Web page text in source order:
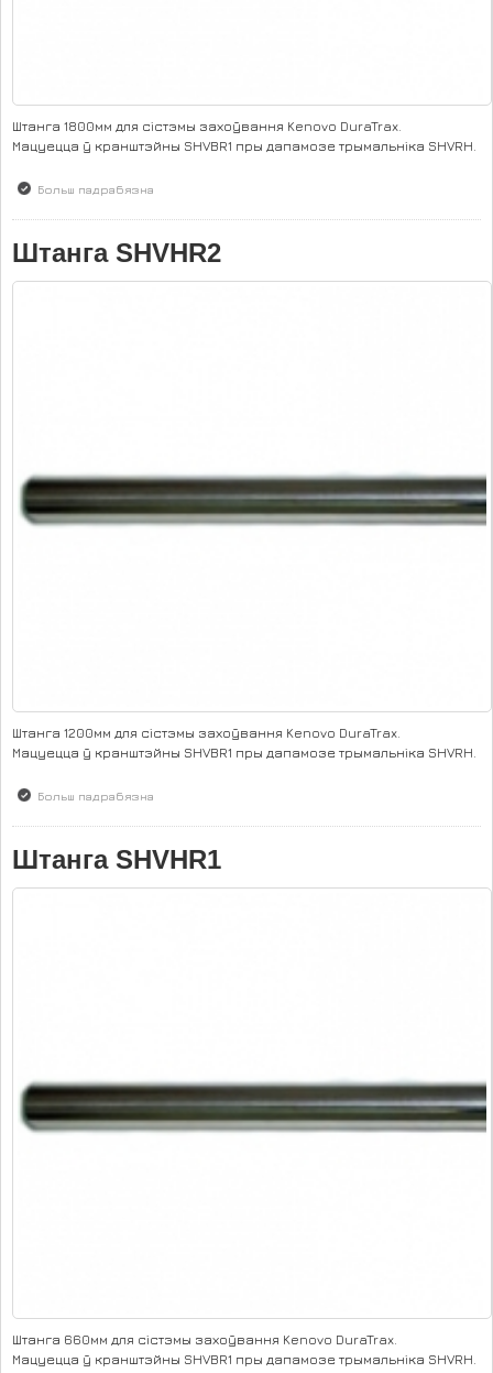
Штанга 1800мм для сістэмы захоўвання Kenovo DuraTrax.
Мацуецца ў кранштэйны SHVBR1 пры дапамозе трымальніка SHVRH.
Больш падрабязна
Штанга SHVHR2
Штанга 1200мм для сістэмы захоўвання Kenovo DuraTrax.
Мацуецца ў кранштэйны SHVBR1 пры дапамозе трымальніка SHVRH.
Больш падрабязна
Штанга SHVHR1
Штанга 660мм для сістэмы захоўвання Kenovo DuraTrax.
Мацуецца ў кранштэйны SHVBR1 пры дапамозе трымальніка SHVRH.